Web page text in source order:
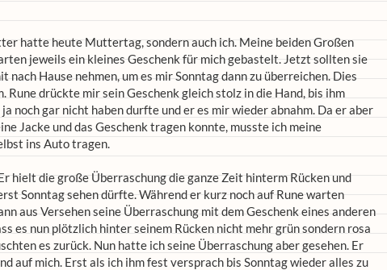
hatte heute Muttertag, sondern auch ich. Meine beiden Großen
jeweils ein kleines Geschenk für mich gebastelt. Jetzt sollten sie
nach Hause nehmen, um es mir Sonntag dann zu überreichen. Dies
Rune drückte mir sein Geschenk gleich stolz in die Hand, bis ihm
noch gar nicht haben durfte und er es mir wieder abnahm. Da er aber
Jacke und das Geschenk tragen konnte, musste ich meine
ins Auto tragen.
hielt die große Überraschung die ganze Zeit hinterm Rücken und
Sonntag sehen dürfte. Während er kurz noch auf Rune warten
aus Versehen seine Überraschung mit dem Geschenk eines anderen
es nun plötzlich hinter seinem Rücken nicht mehr grün sondern rosa
es zurück. Nun hatte ich seine Überraschung aber gesehen. Er
auf mich. Erst als ich ihm fest versprach bis Sonntag wieder alles zu